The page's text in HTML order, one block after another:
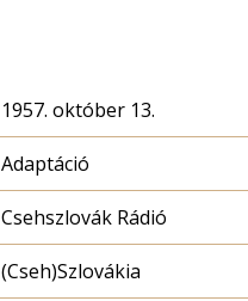
1957. október 13.
Adaptáció
Csehszlovák Rádió
(Cseh)Szlovákia